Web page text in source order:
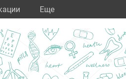
Eще